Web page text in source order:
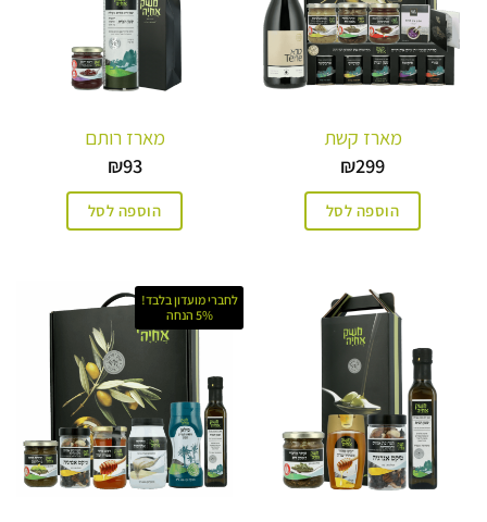
מארז קשת
₪299
הוספה לסל
מארז רותם
₪93
הוספה לסל
לחברי מועדון בלבד!
5% הנחה